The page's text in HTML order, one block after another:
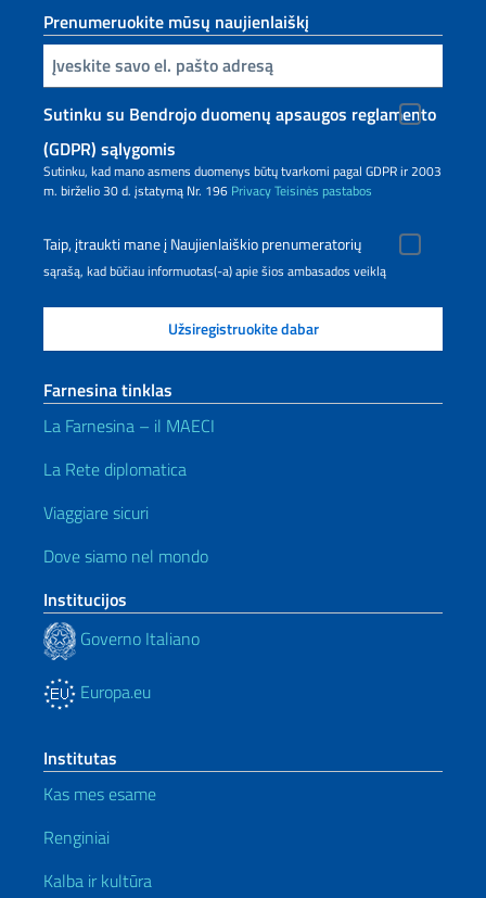
Prenumeruokite mūsų naujienlaiškį
Inserisci la tua email
Sutinku su Bendrojo duomenų apsaugos reglamento
(GDPR) sąlygomis
Sutinku, kad mano asmens duomenys būtų tvarkomi pagal GDPR ir 2003
m. birželio 30 d. įstatymą Nr. 196 PrivacyTeisinės pastabos
Taip, įtraukti mane į Naujienlaiškio prenumeratorių
sąrašą, kad būčiau informuotas(-a) apie šios ambasados veiklą
Farnesina tinklas
La Farnesina – il MAECI
La Rete diplomatica
Viaggiare sicuri
Dove siamo nel mondo
Institucijos
Governo Italiano
Europa.eu
Institutas
Kas mes esame
Renginiai
Kalba ir kultūra